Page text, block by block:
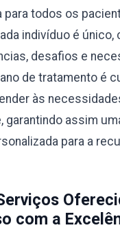
para todos os
indivíduo é único,
desafios e
de tratamento é
às
garantindo assim
para a
com a